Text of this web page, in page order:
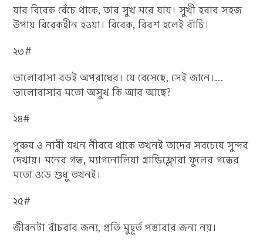
যার বিবেক বেঁচে থাকে, তার সুখ মরে যায়। সুখী হবার সহজ
উপায় বিবেকহীন হ‌ওয়া। বিবেক, বিবশ হলেই বাঁচি।
২৩#
ভালোবাসা বড়ই অপরাধের। যে বেসেছে, সেই জানে।…
ভালোবাসার মতো অসুখ কি আর আছে?
২৪#
পুরুষ ও নারী যখন নীরবে থাকে তখনই তাদের সবচেয়ে সুন্দর
দেখায়। মনের গন্ধ, ম্যাগনোলিয়া গ্ৰান্ডিফ্লোরা ফুলের গন্ধের
মতো ওড়ে শুধু তখনই।
২৫#
জীবনটা বাঁচবার জন্য, প্রতি মুহূর্ত পস্তাবার জন্য নয়।